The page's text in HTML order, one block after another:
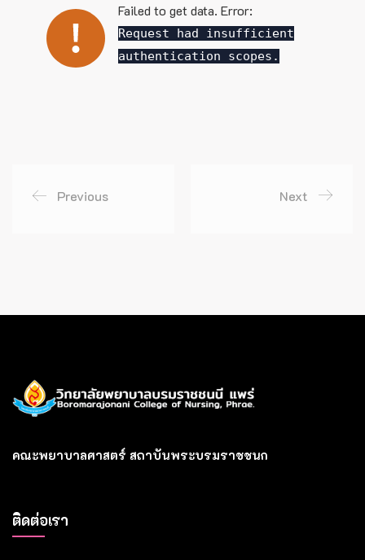
Failed to get data. Error:
Request had insufficient
authentication scopes.
Previous Next
คณะพยาบาลศาสตร์ สถาบันพระบรมราชชนก
ติดต่อเรา